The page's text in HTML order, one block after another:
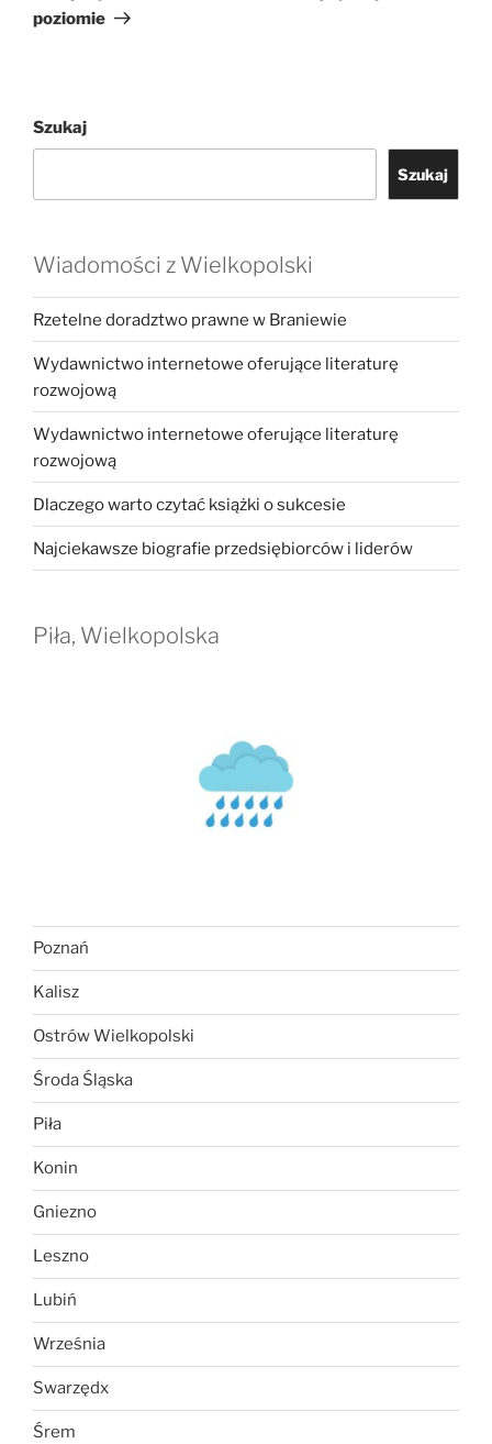
poziomie
Szukaj
Szukaj
Wiadomości z Wielkopolski
Rzetelne doradztwo prawne w Braniewie
Wydawnictwo internetowe oferujące literaturę
rozwojową
Wydawnictwo internetowe oferujące literaturę
rozwojową
Dlaczego warto czytać książki o sukcesie
Najciekawsze biografie przedsiębiorców i liderów
Piła, Wielkopolska
Poznań
Kalisz
Ostrów Wielkopolski
Środa Śląska
Piła
Konin
Gniezno
Leszno
Lubiń
Września
Swarzędx
Śrem